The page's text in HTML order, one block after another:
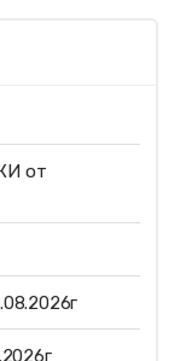
от